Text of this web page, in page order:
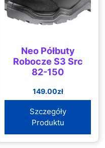
Neo Półbuty
Robocze S3 Src
82-150
149.00zł
Szczegóły
Produktu